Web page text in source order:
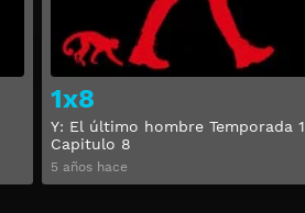
1x8
Y: El último hombre Temporada 1
Capitulo 8
5 años hace